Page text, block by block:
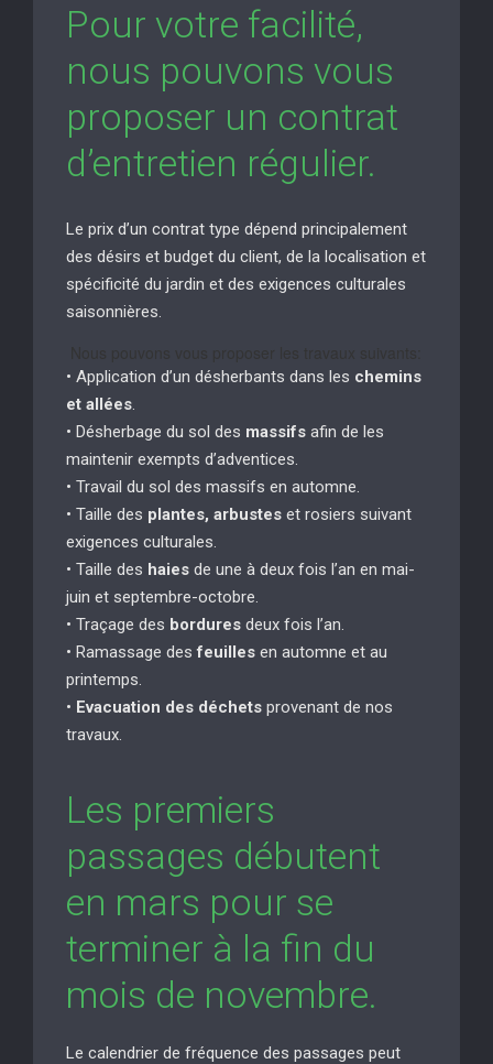
Pour votre facilité,
nous pouvons vous
proposer un contrat
d’entretien régulier.
Le prix d’un contrat type dépend principalement
des désirs et budget du client, de la localisation et
spécificité du jardin et des exigences culturales
saisonnières.
• Application d’un désherbants dans les chemins
et allées
• Désherbage du sol des massifs afin de les
maintenir exempts d’adventices.
• Travail du sol des massifs en automne.
• Taille des plantes, arbustes et rosiers suivant
exigences culturales.
• Taille des haies de une à deux fois l’an en mai-
juin et septembre-octobre.
• Traçage des bordures deux fois l’an.
• Ramassage desfeuilles en automne et au
printemps.
• Evacuation des déchets provenant de nos
travaux.
Les premiers
passages débutent
en mars pour se
terminer à la fin du
mois de novembre.
Le calendrier de fréquence des passages peut